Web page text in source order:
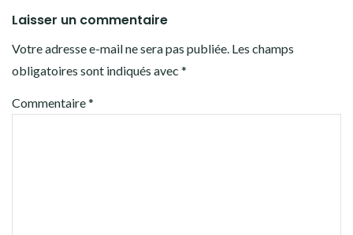
Laisser un commentaire
Votre adresse e-mail ne sera pas publiée. Les champs
obligatoires sont indiqués avec *
Commentaire*